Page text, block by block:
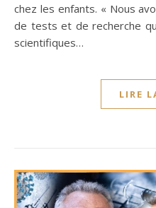
chez les enfants. « Nous
de tests et de recherche
scientifiques…
LIRE